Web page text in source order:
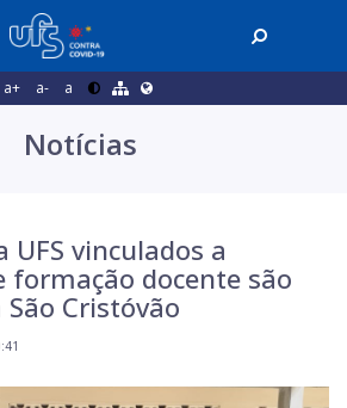
a+ a- a
Notícias
UFS vinculados a
formação docente são
Cristóvão